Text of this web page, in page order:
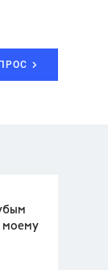
моему